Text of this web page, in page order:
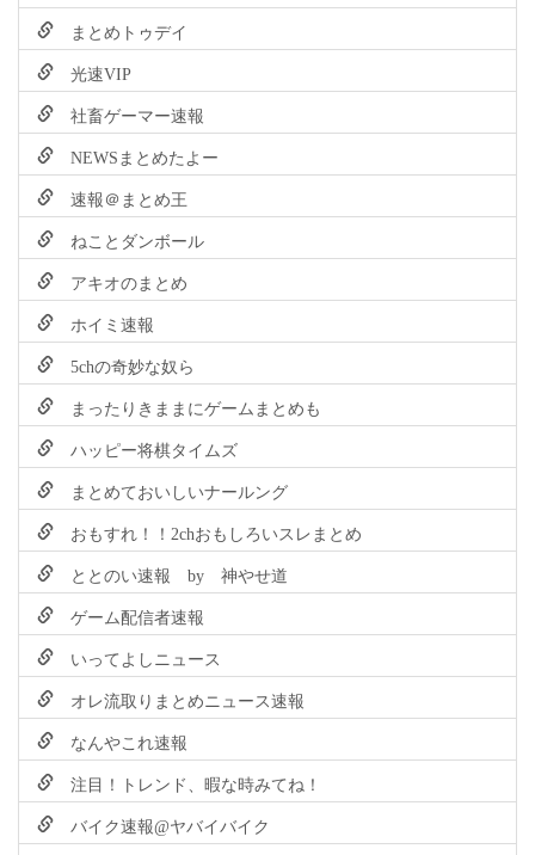
まとめトゥデイ
光速VIP
社畜ゲーマー速報
NEWSまとめたよー
速報＠まとめ王
ねことダンボール
アキオのまとめ
ホイミ速報
5chの奇妙な奴ら
まったりきままにゲームまとめも
ハッピー将棋タイムズ
まとめておいしいナールング
おもすれ！！2chおもしろいスレまとめ
ととのい速報 by 神やせ道
ゲーム配信者速報
いってよしニュース
オレ流取りまとめニュース速報
なんやこれ速報
注目！トレンド、暇な時みてね！
バイク速報@ヤバイバイク